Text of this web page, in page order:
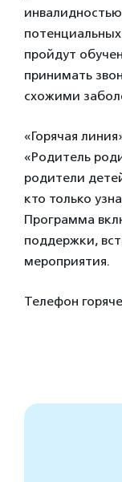
пройдут
принимать
схожими
«Горячая
«Родитель
родители
кто только
Программа
поддержки,
мероприятия.
Телефон